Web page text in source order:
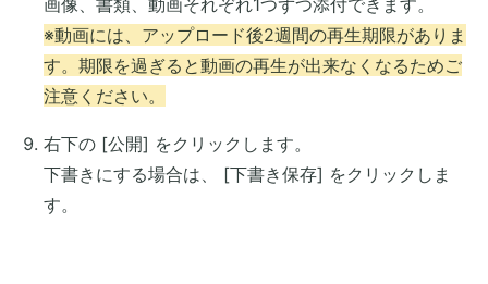
※動画には、アップロード後2週間の再生期限がありま
す。期限を過ぎると動画の再生が出来なくなるためご
注意ください。
右下の [公開] をクリックします。
下書きにする場合は、 [下書き保存] をクリックしま
す。